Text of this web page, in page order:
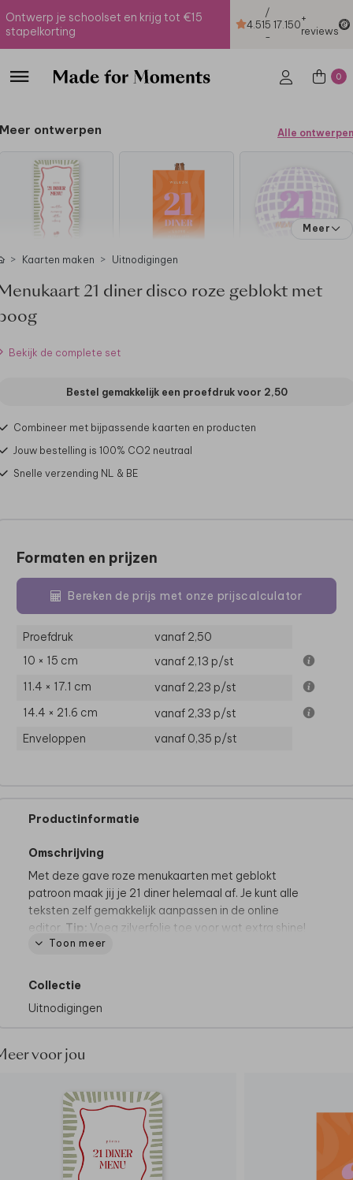
Ontwerp je schoolset en krijg tot €15
stapelkorting
4.51
/
5
-
17.150+
reviews
0
Meer ontwerpen Alle ontwerpen
Meer
Kaarten maken Uitnodigingen
21 diner disco roze geblokt met
Bekijk de complete set
Bestel gemakkelijk een proefdruk voor 2,50
Combineer met bijpassende kaarten en producten
Jouw bestelling is 100% CO2 neutraal
Snelle verzending NL & BE
Formaten en prijzen
Bereken de prijs met onze prijscalculator
Proefdruk
vanaf 2,50
10 × 15 cm
vanaf 2,13 p/st
11.4 × 17.1 cm
vanaf 2,23 p/st
14.4 × 21.6 cm
vanaf 2,33 p/st
Enveloppen
vanaf 0,35 p/st
Productinformatie
Omschrijving
Met deze gave roze menukaarten met geblokt
patroon maak jij je 21 diner helemaal af. Je kunt alle
teksten zelf gemakkelijk aanpassen in de online
editor. Tip: Voeg zilverfolie toe voor wat extra shine!
Dit product maakt deel uit van
Toon meer
Collectie
Uitnodigingen
voor jou